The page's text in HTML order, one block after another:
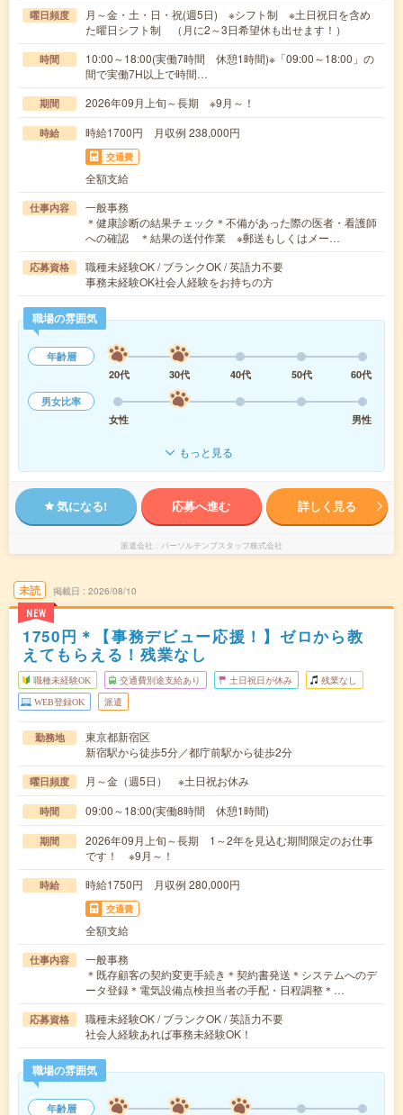
曜日頻度
月～金・土・日・祝(週5日) ※シフト制 ※土日祝日を含め
た曜日シフト制 （月に2～3日希望休も出せます！）
時間
10:00～18:00(実働7時間 休憩1時間)※「09:00～18:00」の
間で実働7H以上で時間…
期間 2026年09月上旬～長期 ※9月～！
時給 時給1700円 月収例 238,000円
交通費
全額支給
仕事内容
一般事務
＊健康診断の結果チェック＊不備があった際の医者・看護師
への確認 ＊結果の送付作業 ※郵送もしくはメー…
応募資格
職種未経験OK / ブランクOK / 英語力不要
事務未経験OK社会人経験をお持ちの方
職場の雰囲気
年齢層
20代
30代 40代 50代
60代
男女比率
女性
男性
もっと見る
気になる! 応募へ進む 詳しく見る
派遣会社 パーソルテンプスタッフ株式会社
未読
NEW
掲載日 2026/08/10
1750円＊【事務デビュー応援！】ゼロから教
えてもらえる！残業なし
職種未経験OK 交通費別途支給あり 土日祝日が休み 残業なし
WEB登録OK 派遣
勤務地
東京都新宿区
新宿駅から徒歩5分／都庁前駅から徒歩2分
曜日頻度 月～金（週5日） ※土日祝お休み
時間 09:00～18:00(実働8時間 休憩1時間)
期間
2026年09月上旬～長期 1～2年を見込む期間限定のお仕事
です！ ※9月～！
時給 時給1750円 月収例 280,000円
交通費
全額支給
仕事内容
一般事務
＊既存顧客の契約変更手続き＊契約書発送＊システムへのデ
ータ登録＊電気設備点検担当者の手配・日程調整＊…
応募資格
職種未経験OK / ブランクOK / 英語力不要
社会人経験あれば事務未経験OK！
職場の雰囲気
年齢層